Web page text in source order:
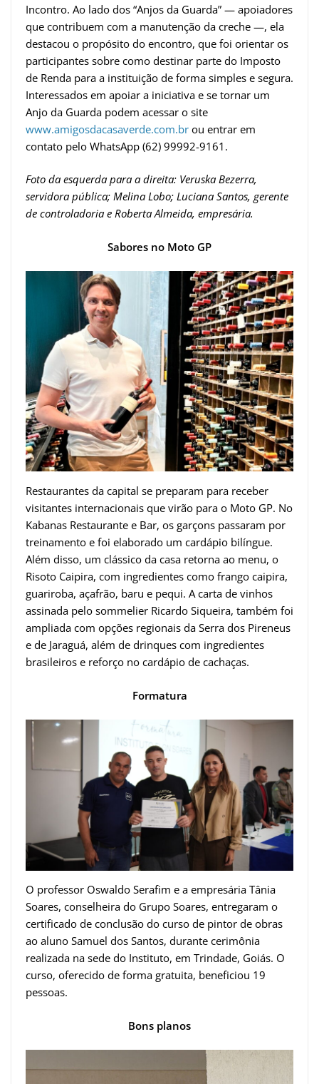
Incontro. Ao lado dos “Anjos da Guarda” — apoiadores
que contribuem com a manutenção da creche —, ela
destacou o propósito do encontro, que foi orientar os
participantes sobre como destinar parte do Imposto
de Renda para a instituição de forma simples e segura.
Interessados em apoiar a iniciativa e se tornar um
Anjo da Guarda podem acessar o site
www.amigosdacasaverde.com.br ou entrar em
contato pelo WhatsApp (62) 99992-9161.
Foto da esquerda para a direita: Veruska Bezerra,
servidora pública; Melina Lobo; Luciana Santos, gerente
de controladoria e Roberta Almeida, empresária.
Sabores no Moto GP
Restaurantes da capital se preparam para receber
visitantes internacionais que virão para o Moto GP. No
Kabanas Restaurante e Bar, os garçons passaram por
treinamento e foi elaborado um cardápio bilíngue.
Além disso, um clássico da casa retorna ao menu, o
Risoto Caipira, com ingredientes como frango caipira,
guariroba, açafrão, baru e pequi. A carta de vinhos
assinada pelo sommelier Ricardo Siqueira, também foi
ampliada com opções regionais da Serra dos Pireneus
e de Jaraguá, além de drinques com ingredientes
brasileiros e reforço no cardápio de cachaças.
Formatura
O professor Oswaldo Serafim e a empresária Tânia
Soares, conselheira do Grupo Soares, entregaram o
certificado de conclusão do curso de pintor de obras
ao aluno Samuel dos Santos, durante cerimônia
realizada na sede do Instituto, em Trindade, Goiás. O
curso, oferecido de forma gratuita, beneficiou 19
pessoas.
Bons planos